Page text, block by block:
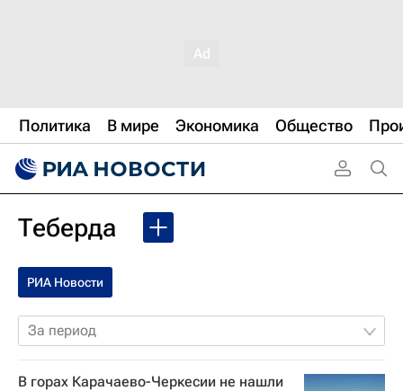
Политика В мире Экономика Общество
Теберда
РИА Новости
За период
В горах Карачаево-Черкесии не нашли